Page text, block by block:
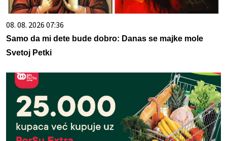
08. 08. 2026 07:36
Samo da mi dete bude dobro: Danas se majke mole
Svetoj Petki